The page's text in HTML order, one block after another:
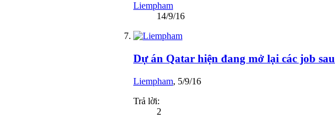
Liempham
14/9/16
Dự án Qatar hiện đang mở lại các job sau
Liempham, 5/9/16
Trả lời:
2